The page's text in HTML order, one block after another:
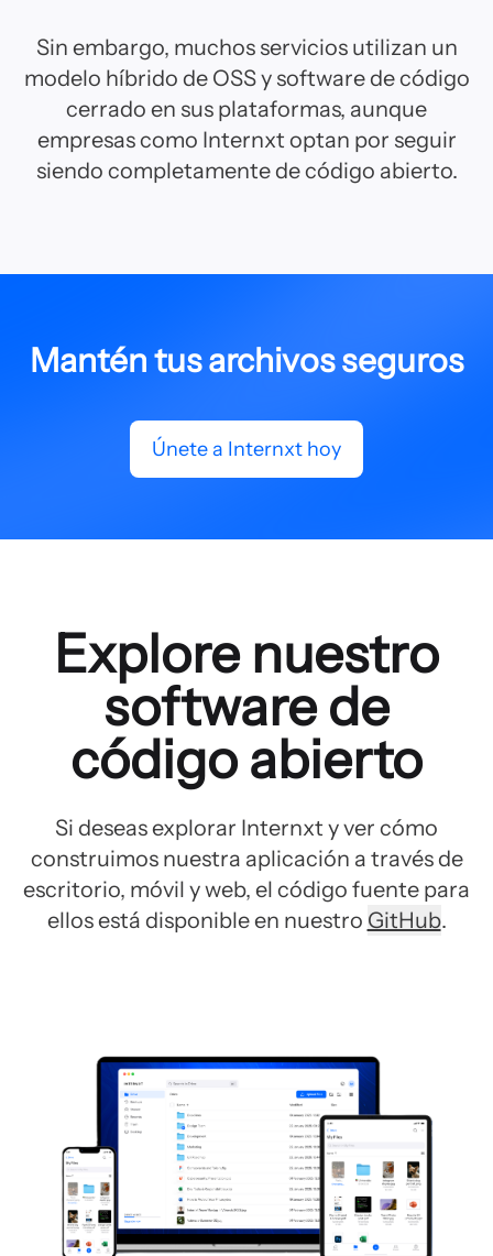
Sin embargo, muchos servicios utilizan un
modelo híbrido de OSS y software de código
cerrado en sus plataformas, aunque
empresas como Internxt optan por seguir
siendo completamente de código abierto.
Mantén tus archivos seguros
Únete a Internxt hoy
Explore nuestro
software de
código abierto
Si deseas explorar Internxt y ver cómo
construimos nuestra aplicación a través de
escritorio, móvil y web, el código fuente para
ellos está disponible en nuestro GitHub.